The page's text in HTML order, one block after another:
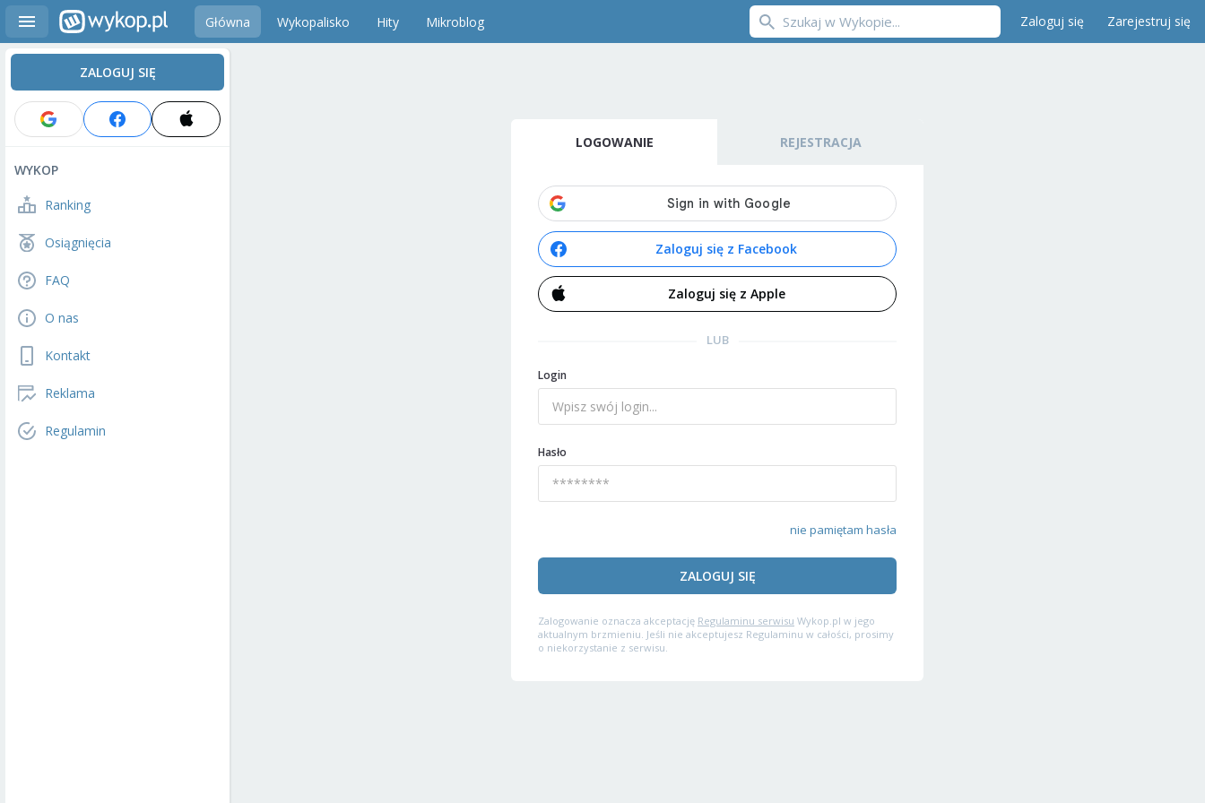
Główna Wykopalisko Hity Mikroblog Zaloguj się Zarejestruj się
ZALOGUJ SIĘ
WYKOP
Ranking
Osiągnięcia
FAQ
O nas
Kontakt
Reklama
Regulamin
LOGOWANIE REJESTRACJA
Zaloguj się z Facebook
Zaloguj się z Apple
LUB
Login
Hasło
nie pamiętam hasła
ZALOGUJ SIĘ
Zalogowanie oznacza akceptację Regulaminu serwisu Wykop.pl w jego
aktualnym brzmieniu. Jeśli nie akceptujesz Regulaminu w całości, prosimy
o niekorzystanie z serwisu.